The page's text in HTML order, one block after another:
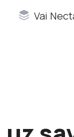
Vai